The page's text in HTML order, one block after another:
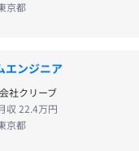
ースが、利益を守る
株式会社が提供す
子といった形式を問
書類を一元化。自社
組み合わせて、正確
同士の関係性を自動
京都
ンジニア
社クリーブ
収 22.4万円
京都